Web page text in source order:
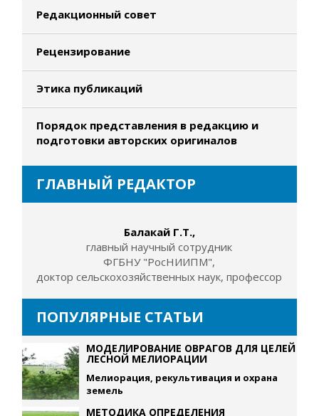
Редакционный совет
Рецензирование
Этика публикаций
Порядок представления в редакцию и
подготовки авторских оригиналов
ГЛАВНЫЙ РЕДАКТОР
Балакай Г.Т.,
главный научный сотрудник
ФГБНУ "РосНИИПМ",
доктор сельскохозяйственных наук, профессор
ПОПУЛЯРНЫЕ СТАТЬИ
МОДЕЛИРОВАНИЕ ОВРАГОВ ДЛЯ ЦЕЛЕЙ
ЛЕСНОЙ МЕЛИОРАЦИИ
Мелиорация, рекультивация и охрана
земель
МЕТОДИКА ОПРЕДЕЛЕНИЯ